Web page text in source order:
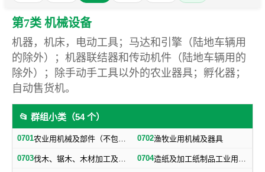
第7类 机械设备
机器，机床，电动工具；马达和引擎（陆地车辆用
的除外）；机器联结器和传动机件（陆地车辆用的
除外）；除手动手工具以外的农业器具；孵化器；
自动售货机。
📂 群组小类（54 个）
0701 农业用机械及部件（不包括小农具） 0702渔牧业用机械及器具
0703 伐木、锯木、木材加工及火柴生产用机械及器具 0704 造纸及加工纸制品工业用机械及器具